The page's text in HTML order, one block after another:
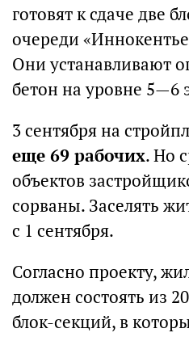
готовят к сдаче две
очереди
Они устанавливают
бетон на уровне 5—6
3 сентября на
еще 69 рабочих. Но
объектов
сорваны. Заселять
с 1 сентября.
Согласно проекту,
должен состоять из
блок-секций, в